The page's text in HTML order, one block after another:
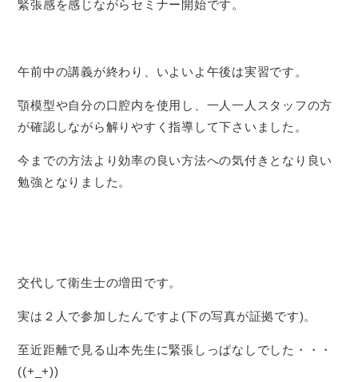
緊張感を感じながらセミナー開始です。
午前中の講義が終わり、いよいよ午後は実習です。
顎模型や自分の口腔内を使用し、一人一人スタッフの方
が確認しながら解りやすく指導して下さいました。
今までの方法より効率の良い方法への気付きとなり良い
勉強となりました。
交代して衛生士の増田です。
実は２人で参加したんですよ(下の写真が証拠です)。
至近距離で見る山本先生に緊張しっぱなしでした・・・
((+_+))